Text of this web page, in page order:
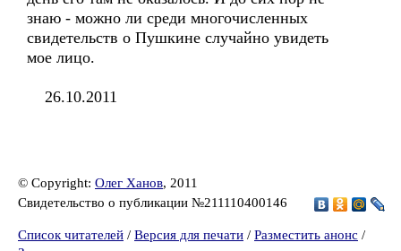
знаю - можно ли среди многочисленных
свидетельств о Пушкине случайно увидеть
мое лицо.
26.10.2011
© Copyright: Олег Ханов, 2011
Свидетельство о публикации №211110400146
Список читателей / Версия для печати / Разместить анонс /